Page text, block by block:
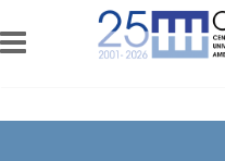
Pasar al contenido principal